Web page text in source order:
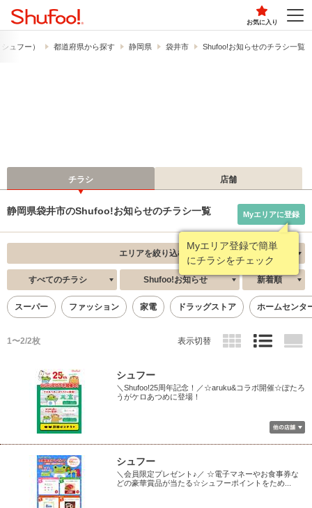
お気に入り
ュフー） 都道府県から探す 静岡県 袋井市 Shufoo!お知らせのチラシ一覧
チラシ 店舗
静岡県袋井市のShufoo!お知らせのチラシ一覧
Myエリア登録で簡単
にチラシをチェック
Myエリアに登録
エリアを絞り込む
すべてのチラシ Shufoo!お知らせ 新着順
スーパー ファッション 家電 ドラッグストア ホームセンタ
1〜2/2枚 表示切替
シュフー
＼Shufoo!25周年記念！／☆aruku&コラボ開催☆ぽたろ
うがケロあつめに登場！
シュフー
＼会員限定プレゼント♪／ ☆電子マネーやお食事券な
どの豪華賞品が当たる☆シュフーポイントをため...